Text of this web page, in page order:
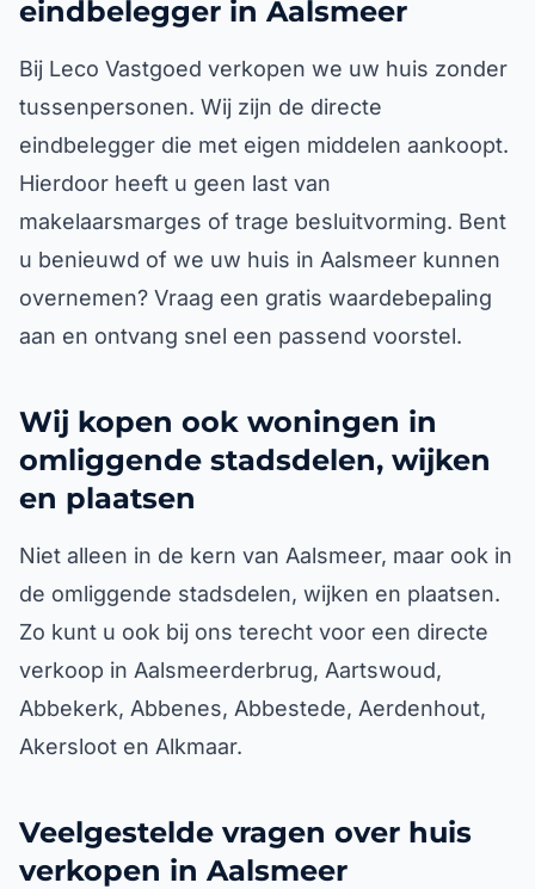
eindbelegger in Aalsmeer
Bij Leco Vastgoed verkopen we uw huis zonder
tussenpersonen. Wij zijn de directe
eindbelegger die met eigen middelen aankoopt.
Hierdoor heeft u geen last van
makelaarsmarges of trage besluitvorming. Bent
u benieuwd of we uw huis in Aalsmeer kunnen
overnemen? Vraag een gratis waardebepaling
aan en ontvang snel een passend voorstel.
Wij kopen ook woningen in
omliggende stadsdelen, wijken
en plaatsen
Niet alleen in de kern van Aalsmeer, maar ook in
de omliggende stadsdelen, wijken en plaatsen.
Zo kunt u ook bij ons terecht voor een directe
verkoop in Aalsmeerderbrug, Aartswoud,
Abbekerk, Abbenes, Abbestede, Aerdenhout,
Akersloot en Alkmaar.
Veelgestelde vragen over huis
verkopen in Aalsmeer